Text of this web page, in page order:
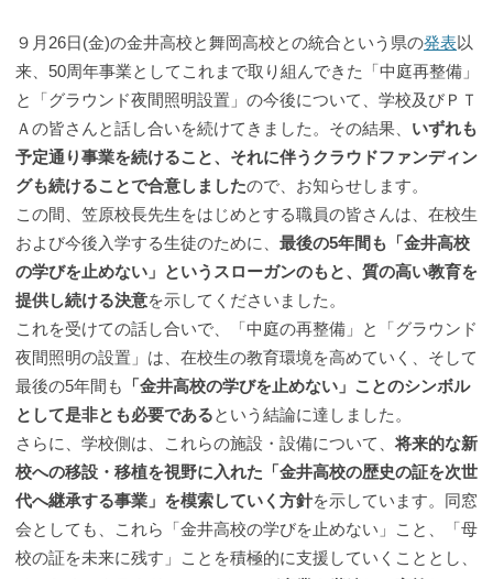
９月26日(金)の金井高校と舞岡高校との統合という県の発表以
来、50周年事業としてこれまで取り組んできた「中庭再整備」
と「グラウンド夜間照明設置」の今後について、学校及びＰＴ
Ａの皆さんと話し合いを続けてきました。その結果、 いずれも
予定通り事業を続けること、それに伴うクラウドファンディン
グも続けることで合意しましたので、お知らせします。
この間、笠原校長先生をはじめとする職員の皆さんは、在校生
および今後入学する生徒のために、 最後の5年間も「金井高校
の学びを止めない」というスローガンのもと、質の高い教育を
提供し続ける決意を示してくださいました。
これを受けての話し合いで、「中庭の再整備」と「グラウンド
夜間照明の設置」は、在校生の教育環境を高めていく、そして
最後の5年間も
「金井高校の学びを止めない」ことのシンボル
として是非とも必要であるという結論に達しました。
さらに、学校側は、これらの施設・設備について、将来的な新
校への移設・移植を視野に入れた「金井高校の歴史の証を次世
代へ継承する事業」を模索していく方針を示しています。同窓
会としても、これら「金井高校の学びを止めない」こと、「母
校の証を未来に残す」ことを積極的に支援していくこととし、